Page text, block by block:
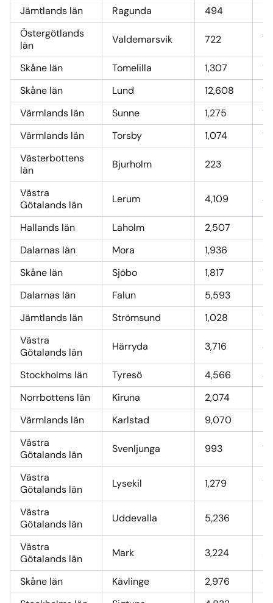
Jämtlands län
Ragunda 494
Östergötlands
län
Valdemarsvik 722
Skåne län Tomelilla 1,307
Skåne län
Lund 12,608
Värmlands län
Sunne 1,275
Värmlands län
Torsby 1,074
Västerbottens
län
Bjurholm 223
Västra
Götalands län
Lerum 4,109
Hallands län Laholm 2,507
Dalarnas län
Mora 1,936
Skåne län
Sjöbo 1,817
Dalarnas län
Falun 5,593
Jämtlands län
Strömsund 1,028
Västra
Götalands län
Härryda 3,716
Stockholms län Tyresö 4,566
Norrbottens län
Kiruna 2,074
Värmlands län
Karlstad 9,070
Västra
Götalands län
Svenljunga 993
Västra
Götalands län
Lysekil 1,279
Västra
Götalands län
Uddevalla 5,236
Västra
Götalands län
Mark 3,224
Skåne län Kävlinge 2,976